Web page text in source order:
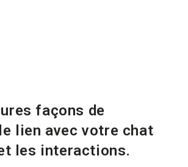
façons de
lien avec votre chat
les interactions.